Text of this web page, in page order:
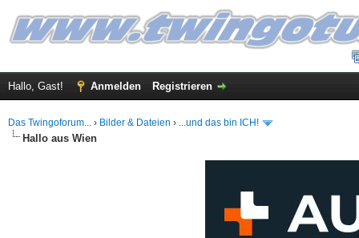
Hallo, Gast! Anmelden Registrieren
Das Twingoforum... › Bilder & Dateien › ...und das bin ICH!
Hallo aus Wien